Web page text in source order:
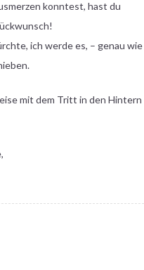
konntest, hast du
ich werde es, – genau wie
mit dem Tritt in den Hintern